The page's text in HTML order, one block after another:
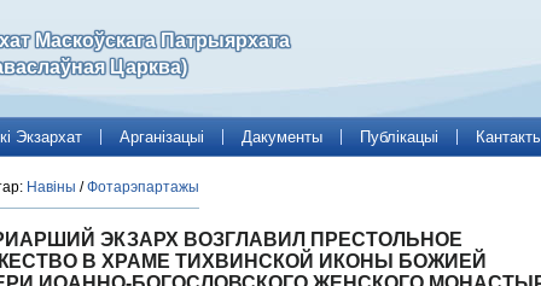
Маскоўскага Патрыярхата
Царква)
Экзархат Арганізацыі Дакументы Публікацыі
Навіны /Фотарэпартажы
ЭКЗАРХ ВОЗГЛАВИЛ ПРЕСТОЛЬНОЕ
В ХРАМЕ ТИХВИНСКОЙ ИКОНЫ БОЖИЕЙ